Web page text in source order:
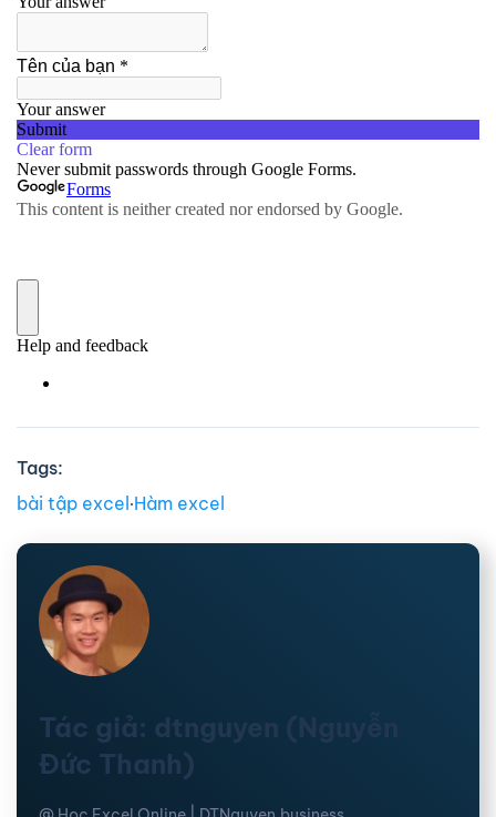
Tags:
bài tập excel∙Hàm excel
Tác giả: dtnguyen (Nguyễn
Đức Thanh)